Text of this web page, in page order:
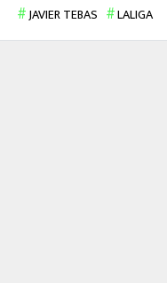
JAVIER TEBAS LALIGA